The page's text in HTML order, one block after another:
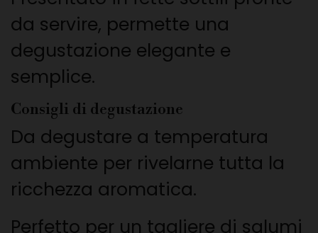
da servire, permette una
degustazione elegante e
semplice.
Consigli di degustazione
Da degustare a temperatura
ambiente per rivelarne tutta la
ricchezza aromatica.
Perfetto per un tagliere di salumi